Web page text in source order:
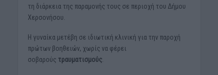
τη διάρκεια της παραμονής τους σε περιοχή του Δήμου
Χερσονήσου.
Η γυναίκα μετέβη σε ιδιωτική κλινική για την παροχή
πρώτων βοηθειών, χωρίς να φέρει
σοβαρούς τραυματισμούς.